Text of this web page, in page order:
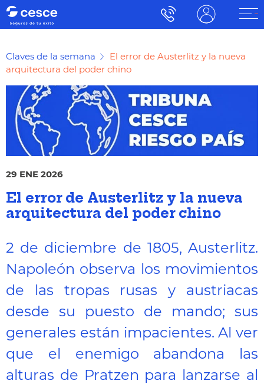
Claves de la semana
El error de Austerlitz y la nueva
arquitectura del poder chino
29 ENE 2026
El error de Austerlitz y la nueva
arquitectura del poder chino
2 de diciembre de 1805, Austerlitz.
Napoleón observa los movimientos
de las tropas rusas y austriacas
desde su puesto de mando; sus
generales están impacientes. Al ver
que el enemigo abandona las
alturas de Pratzen para lanzarse al